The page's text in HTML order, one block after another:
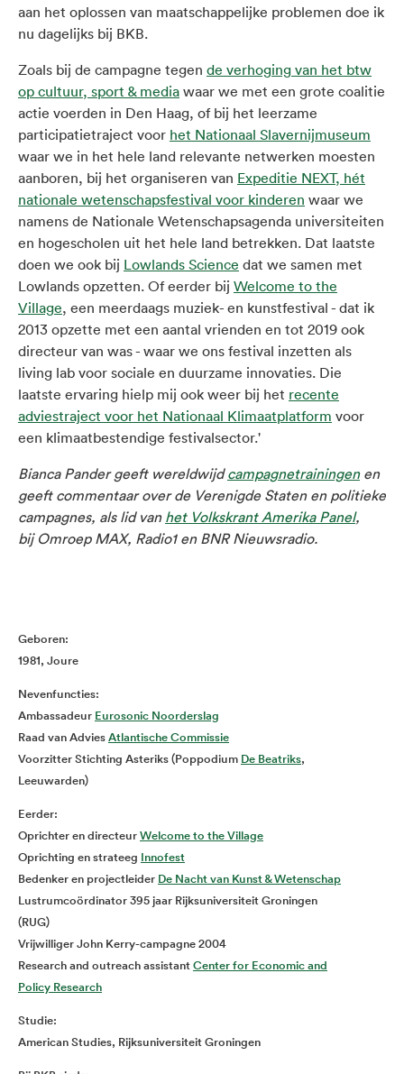
aan het oplossen van maatschappelijke problemen doe ik
nu dagelijks bij BKB.
Zoals bij de campagne tegen de verhoging van het btw
op cultuur, sport & media waar we met een grote coalitie
actie voerden in Den Haag, of bij het leerzame
participatietraject voor het Nationaal Slavernijmuseum
waar we in het hele land relevante netwerken moesten
aanboren, bij het organiseren van Expeditie NEXT, hét
nationale wetenschapsfestival voor kinderen waar we
namens de Nationale Wetenschapsagenda universiteiten
en hogescholen uit het hele land betrekken. Dat laatste
doen we ook bij Lowlands Science dat we samen met
Lowlands opzetten. Of eerder bij Welcome to the
Village, een meerdaags muziek- en kunstfestival - dat ik
2013 opzette met een aantal vrienden en tot 2019 ook
directeur van was - waar we ons festival inzetten als
living lab voor sociale en duurzame innovaties. Die
laatste ervaring hielp mij ook weer bij het recente
adviestraject voor het Nationaal Klimaatplatform voor
een klimaatbestendige festivalsector.'
Bianca Pander geeft wereldwijdcampagnetrainingenen
geeft commentaar over de Verenigde Staten en politieke
campagnes, als lid van het Volkskrant Amerika Panel,
bij Omroep MAX, Radio1 en BNR Nieuwsradio.
Geboren:
1981, Joure
Nevenfuncties:
Ambassadeur Eurosonic Noorderslag
Raad van AdviesAtlantische Commissie
Voorzitter Stichting Asteriks (Poppodium De Beatriks,
Leeuwarden)
Eerder:
Oprichter en directeurWelcome to the Village
Oprichting en strateeg Innofest
Bedenker en projectleider De Nacht van Kunst & Wetenschap
Lustrumcoördinator 395 jaar Rijksuniversiteit Groningen
(RUG)
Vrijwilliger John Kerry-campagne 2004
Research and outreach assistantCenter for Economic and
Policy Research
Studie:
American Studies, Rijksuniversiteit Groningen